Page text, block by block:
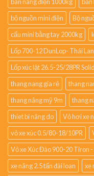
bộ nguồn mini điện
Bộ
cẩu mini bằng tay 2000kg
Lốp 700-12 DunLop- Thái Lan
Lốp xúc lật 26.5-25/28PR
thang nang gia rẻ
thang
thang nâng mỹ 9m
thang
thiet bi nâng do
Vỏ hơi xe
vỏ xe xúc 0.5/80-18/10PR
Vỏ xe Xúc Đào 900-20 Tiron
xe nâng 2.5 tấn đài loan
xe